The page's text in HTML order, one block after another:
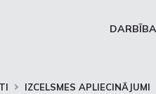
IZCELSMES APLIECINĀJUMI